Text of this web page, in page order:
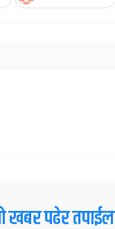
खबर पढेर